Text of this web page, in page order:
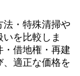
法・特殊清掃や
を比較しま
・借地権・再建
、適正な価格を